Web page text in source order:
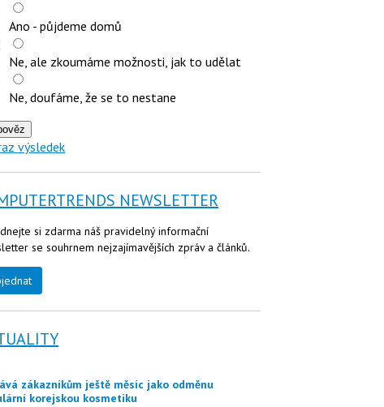
Ano - půjdeme domů
Ne, ale zkoumáme možnosti, jak to udělat
Ne, doufáme, že se to nestane
výsledek
NEWSLETTER
si zdarma náš pravidelný informační
se souhrnem nejzajímavějších zpráv a článků.
korejskou kosmetiku